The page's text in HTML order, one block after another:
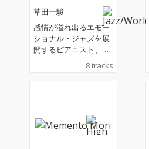
草田一駿
感情が溢れ出るエモー
ショナル・ジャズを展
開するピアニスト、草
田一駿が Playwright か
らリリースしたデビュ
orn Wood から発売! ク
ラシックピアノを基盤
8 tracks